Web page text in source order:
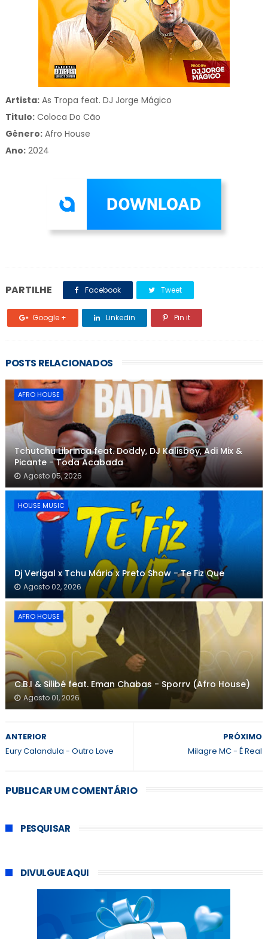
Artista:As Tropa feat. DJ Jorge Mágico
Titulo:Coloca Do Cão
Gênero: Afro House
Ano:2024
PARTILHE Facebook Tweet
Google + Linkedin Pin it
POSTS RELACIONADOS
AFRO HOUSE
Tchutchu Librinca feat. Doddy, DJ Kalisboy, Adi Mix &
Picante - Toda Acabada
Agosto 05, 2026
HOUSE MUSIC
Dj Verigal x Tchu Mário x Preto Show - Te Fiz Que
Agosto 02, 2026
AFRO HOUSE
C.B.I & Silibé feat. Eman Chabas - Sporrv (Afro House)
Agosto 01, 2026
PRÓXIMO
Milagre MC - É Real
ANTERIOR
Eury Calandula - Outro Love
PUBLICAR UM COMENTÁRIO
PESQUISAR
DIVULGUE AQUI